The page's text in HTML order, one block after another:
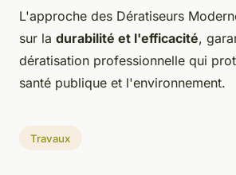
L'approche des Dératiseurs
sur la durabilité et l'efficacité,
dératisation professionnelle qui
santé publique et l'environnement.
Travaux